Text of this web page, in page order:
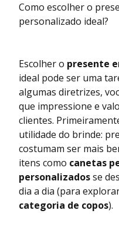
Como escolher o
personalizado ideal?
Escolher o presente
ideal pode ser uma
algumas diretrizes,
que impressione e
clientes.
utilidade do brinde:
costumam ser mais
itens como canetas
personalizadosse
dia a dia (para
categoria de copos).